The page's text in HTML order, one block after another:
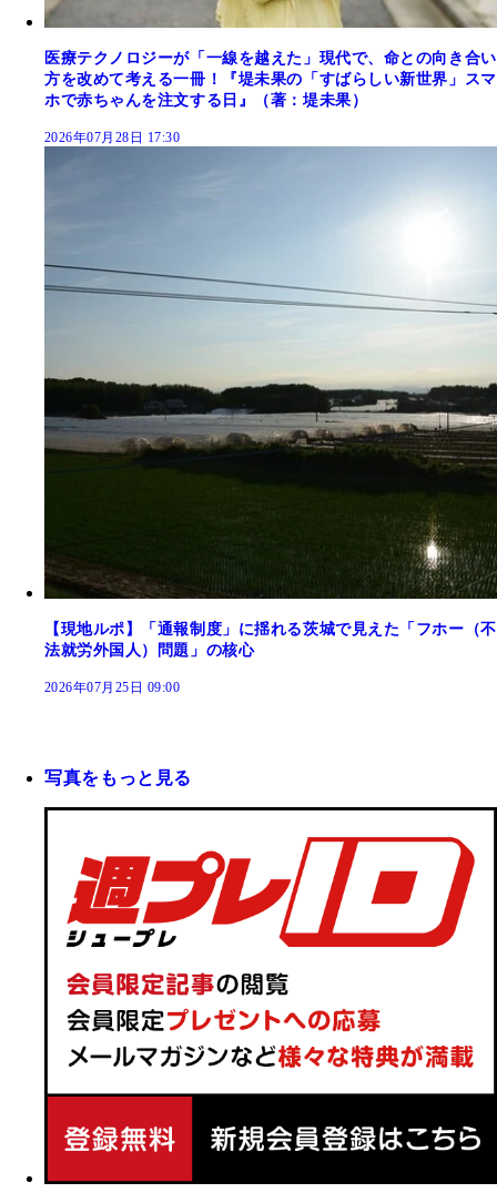
医療テクノロジーが「一線を越えた」現代で、命との向き合い
方を改めて考える一冊！『堤未果の「すばらしい新世界」スマ
ホで赤ちゃんを注文する日』（著：堤未果）
2026年07月28日 17:30
【現地ルポ】「通報制度」に揺れる茨城で見えた「フホー（不
法就労外国人）問題」の核心
2026年07月25日 09:00
写真をもっと見る